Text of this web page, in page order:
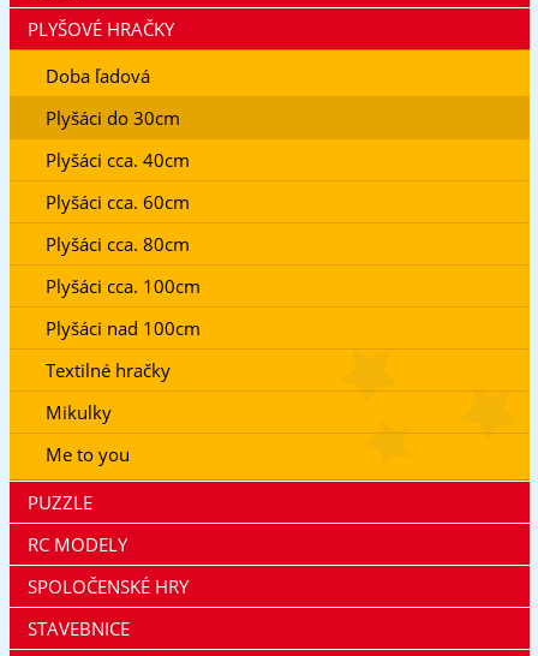
PLYŠOVÉ HRAČKY
Doba ľadová
Plyšáci do 30cm
Plyšáci cca. 40cm
Plyšáci cca. 60cm
Plyšáci cca. 80cm
Plyšáci cca. 100cm
Plyšáci nad 100cm
Textilné hračky
Mikulky
Me to you
PUZZLE
RC MODELY
SPOLOČENSKÉ HRY
STAVEBNICE